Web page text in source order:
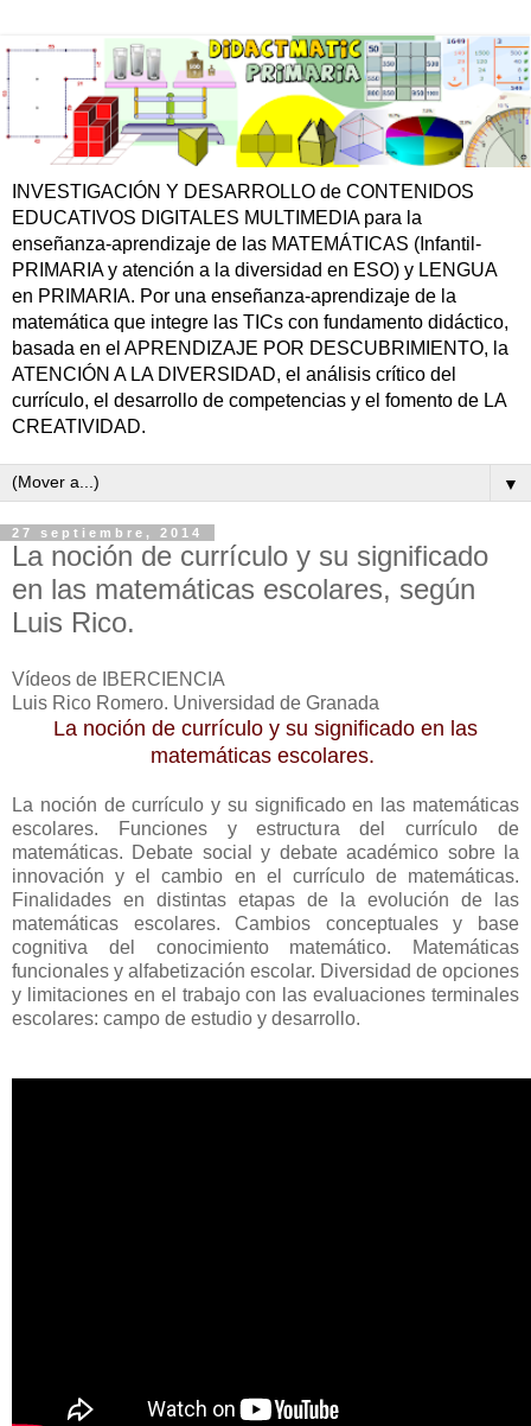
INVESTIGACIÓN Y DESARROLLO de CONTENIDOS
EDUCATIVOS DIGITALES MULTIMEDIA para la
enseñanza-aprendizaje de las MATEMÁTICAS (Infantil-
PRIMARIA y atención a la diversidad en ESO) y LENGUA
en PRIMARIA. Por una enseñanza-aprendizaje de la
matemática que integre las TICs con fundamento didáctico,
basada en el APRENDIZAJE POR DESCUBRIMIENTO, la
ATENCIÓN A LA DIVERSIDAD, el análisis crítico del
currículo, el desarrollo de competencias y el fomento de LA
CREATIVIDAD.
▼
27 septiembre, 2014
La noción de currículo y su significado
en las matemáticas escolares, según
Luis Rico.
Vídeos de IBERCIENCIA
Luis Rico Romero. Universidad de Granada
La noción de currículo y su significado en las
matemáticas escolares.
La noción de currículo y su significado en las matemáticas
escolares. Funciones y estructura del currículo de
matemáticas. Debate social y debate académico sobre la
innovación y el cambio en el currículo de matemáticas.
Finalidades en distintas etapas de la evolución de las
matemáticas escolares. Cambios conceptuales y base
cognitiva del conocimiento matemático. Matemáticas
funcionales y alfabetización escolar. Diversidad de opciones
y limitaciones en el trabajo con las evaluaciones terminales
escolares: campo de estudio y desarrollo.